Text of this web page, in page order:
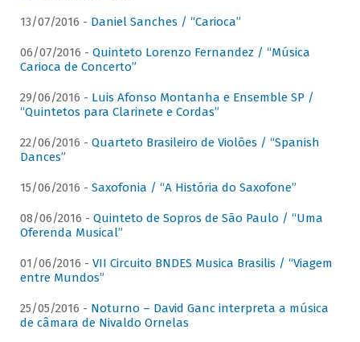
13/07/2016 - Daniel Sanches / “Carioca”
06/07/2016 - Quinteto Lorenzo Fernandez / “Música
Carioca de Concerto”
29/06/2016 - Luis Afonso Montanha e Ensemble SP /
“Quintetos para Clarinete e Cordas”
22/06/2016 - Quarteto Brasileiro de Violões / “Spanish
Dances”
15/06/2016 - Saxofonia / “A História do Saxofone”
08/06/2016 - Quinteto de Sopros de São Paulo / “Uma
Oferenda Musical”
01/06/2016 - VII Circuito BNDES Musica Brasilis / “Viagem
entre Mundos”
25/05/2016 - Noturno – David Ganc interpreta a música
de câmara de Nivaldo Ornelas